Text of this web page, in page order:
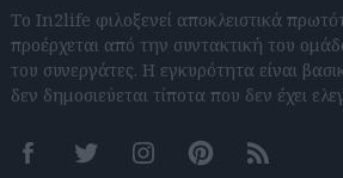
Το In2life φιλοξενεί αποκλειστικά
προέρχεται από την συντακτική του
του συνεργάτες. Η εγκυρότητα είναι
δεν δημοσιεύεται τίποτα που δεν έχει
FacebookTwitter InstagramPinterestRSS feeds